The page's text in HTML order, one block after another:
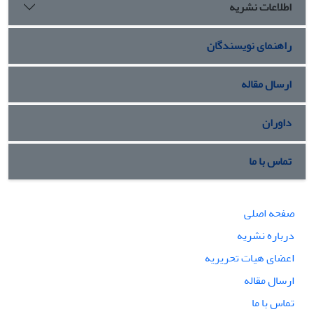
اطلاعات نشریه
راهنمای نویسندگان
ارسال مقاله
داوران
تماس با ما
صفحه اصلی
درباره نشریه
اعضای هیات تحریریه
ارسال مقاله
تماس با ما